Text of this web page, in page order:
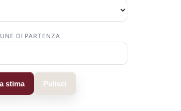
DI PARTENZA
stima Pulisci